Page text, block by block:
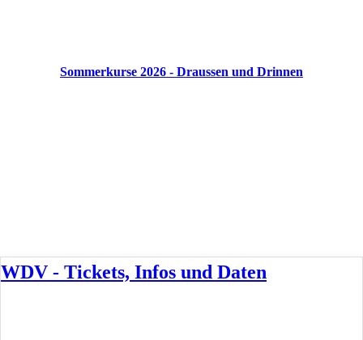
Sommerkurse 2026 - Draussen und Drinnen
WDV - Tickets, Infos und Daten